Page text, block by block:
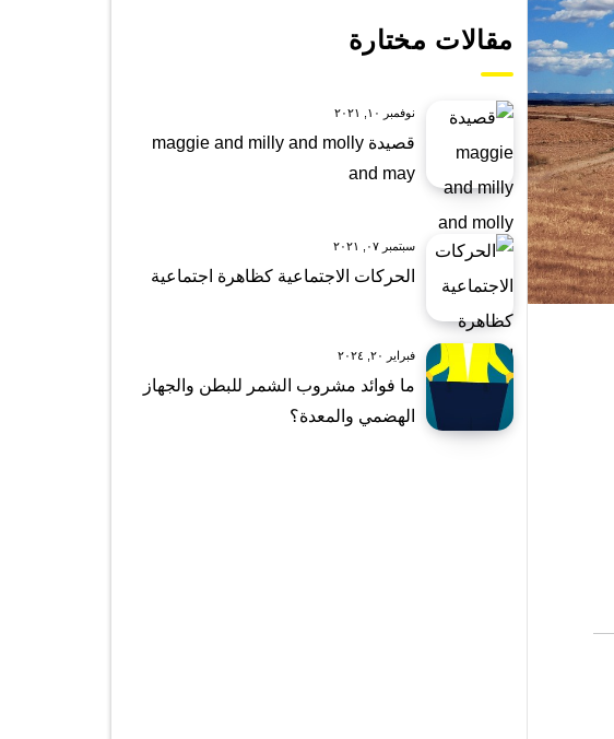
مقالات مختارة
نوفمبر ١٠, ٢٠٢١
قصيدة maggie and milly and molly
and may
سبتمبر ٠٧, ٢٠٢١
الحركات الاجتماعية كظاهرة اجتماعية
فبراير ٢٠, ٢٠٢٤
ما فوائد مشروب الشمر للبطن والجهاز
الهضمي والمعدة؟